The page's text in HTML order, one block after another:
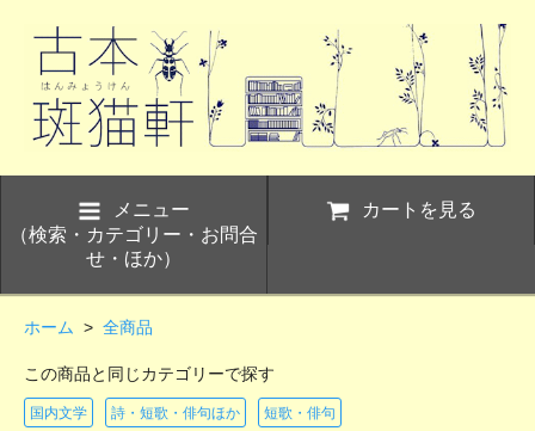
メニュー
（検索・カテゴリー・お問合
せ・ほか）
カートを見る
ホーム > 全商品
この商品と同じカテゴリーで探す
国内文学 詩・短歌・俳句ほか 短歌・俳句